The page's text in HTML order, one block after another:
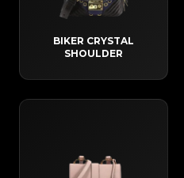
BIKER CRYSTAL
SHOULDER